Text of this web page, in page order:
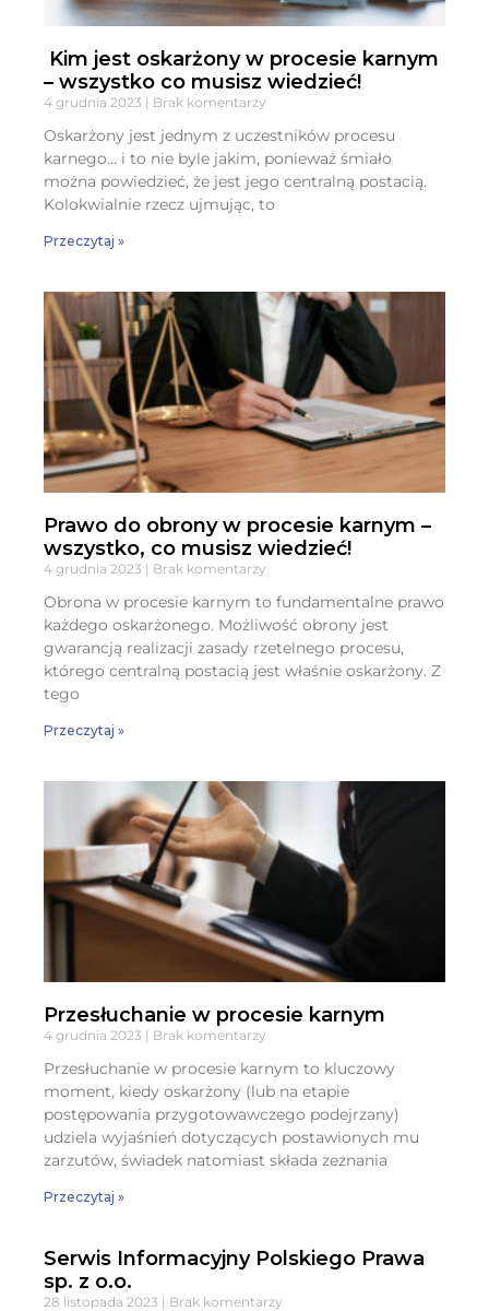
Kim jest oskarżony w procesie karnym
– wszystko co musisz wiedzieć!
4 grudnia 2023 Brak komentarzy
Oskarżony jest jednym z uczestników procesu
karnego… i to nie byle jakim, ponieważ śmiało
można powiedzieć, że jest jego centralną postacią.
Kolokwialnie rzecz ujmując, to
Przeczytaj »
Prawo do obrony w procesie karnym –
wszystko, co musisz wiedzieć!
4 grudnia 2023 Brak komentarzy
Obrona w procesie karnym to fundamentalne prawo
każdego oskarżonego. Możliwość obrony jest
gwarancją realizacji zasady rzetelnego procesu,
którego centralną postacią jest właśnie oskarżony. Z
tego
Przeczytaj »
Przesłuchanie w procesie karnym
4 grudnia 2023 Brak komentarzy
Przesłuchanie w procesie karnym to kluczowy
moment, kiedy oskarżony (lub na etapie
postępowania przygotowawczego podejrzany)
udziela wyjaśnień dotyczących postawionych mu
zarzutów, świadek natomiast składa zeznania
Przeczytaj »
Serwis Informacyjny Polskiego Prawa
sp. z o.o.
28 listopada 2023 Brak komentarzy